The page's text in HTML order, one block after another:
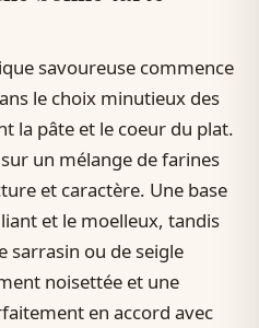
savoureuse commence
le choix minutieux des
la pâte et le coeur du plat.
un mélange de farines
et caractère. Une base
et le moelleux, tandis
sarrasin ou de seigle
noisettée et une
en accord avec